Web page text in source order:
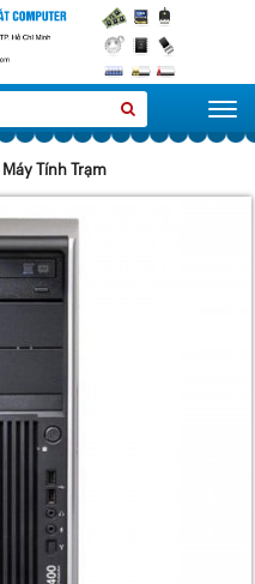
Máy Tính Trạm